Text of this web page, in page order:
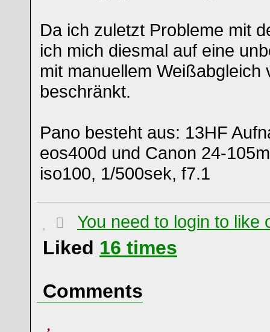
Da ich zuletzt Probleme mit
ich mich diesmal auf eine
mit manuellem Weißabgleich
beschränkt.
Pano besteht aus: 13HF
eos400d und Canon 24-
iso100, 1/500sek, f7.1
You need to login to like
Liked 16 times
Comments